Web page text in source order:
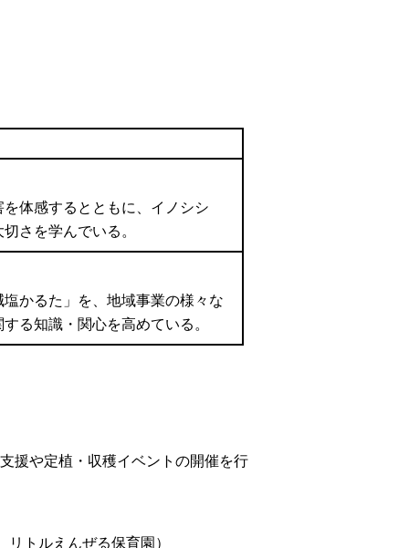
を体感するとともに、イノシシ
さを学んでいる。
かるた」を、地域事業の様々な
る知識・関心を高めている。
援や定植・収穫イベントの開催を行
トルえんぜる保育園）